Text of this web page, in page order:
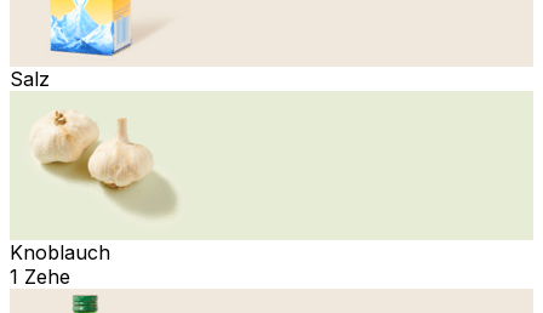
Salz
Knoblauch
1 Zehe